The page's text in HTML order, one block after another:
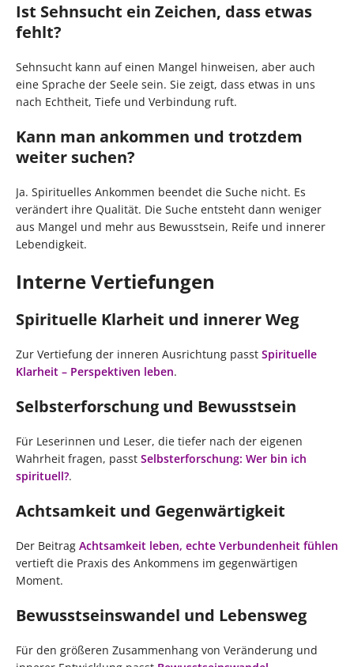
Ist Sehnsucht ein Zeichen, dass etwas
fehlt?
Sehnsucht kann auf einen Mangel hinweisen, aber auch
eine Sprache der Seele sein. Sie zeigt, dass etwas in uns
nach Echtheit, Tiefe und Verbindung ruft.
Kann man ankommen und trotzdem
weiter suchen?
Ja. Spirituelles Ankommen beendet die Suche nicht. Es
verändert ihre Qualität. Die Suche entsteht dann weniger
aus Mangel und mehr aus Bewusstsein, Reife und innerer
Lebendigkeit.
Interne Vertiefungen
Spirituelle Klarheit und innerer Weg
Zur Vertiefung der inneren Ausrichtung passt Spirituelle
Klarheit – Perspektiven leben.
Selbsterforschung und Bewusstsein
Für Leserinnen und Leser, die tiefer nach der eigenen
Wahrheit fragen, passt Selbsterforschung: Wer bin ich
spirituell?.
Achtsamkeit und Gegenwärtigkeit
Der Beitrag Achtsamkeit leben, echte Verbundenheit fühlen
vertieft die Praxis des Ankommens im gegenwärtigen
Moment.
Bewusstseinswandel und Lebensweg
Für den größeren Zusammenhang von Veränderung und